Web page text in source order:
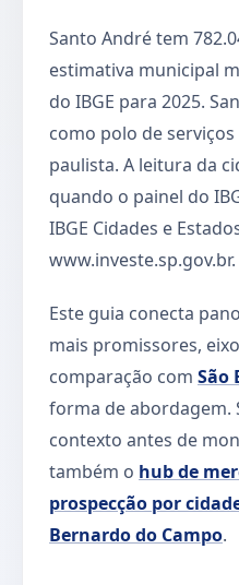
Santo André tem
estimativa municipal
do IBGE para 2025.
como polo de
paulista. A leitura da
quando o painel do
IBGE Cidades e
www.investe.sp.gov.br.
Este guia conecta
mais promissores,
comparação com São
forma de abordagem.
contexto antes de
também o hub de
prospecção por
Bernardo do Campo.